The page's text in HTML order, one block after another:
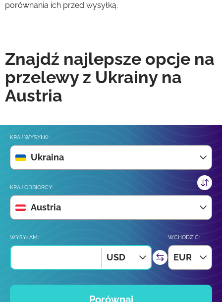
porównania ich przed wysyłką.
Znajdź najlepsze opcje na
przelewy z Ukrainy na
Austria
KRAJ WYSYŁKI:
Ukraina
KRAJ ODBIORCY:
Austria
WYSYŁAM:
USD
WCHODZIĆ:
EUR
Porównaj